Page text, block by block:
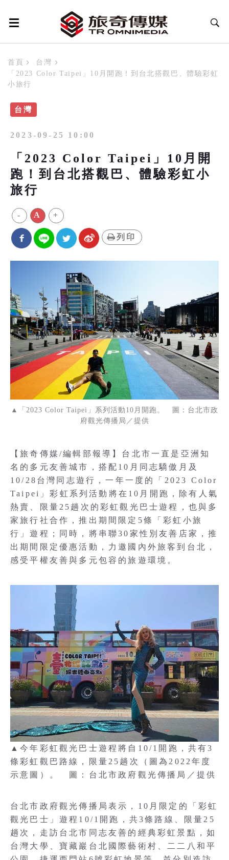
首頁
台灣
「2023 Color Taipei」10月開跑！到台北搭觀巴、體驗彩虹
小旅行
台灣
2023-09-25 10:00
「2023 Color Taipei」10月開
跑！到台北搭觀巴、體驗彩虹小
旅行
- A +
列印
▲「2023 Color Taipei」系列活動10月開跑。 圖：台北市政
府觀光傳播局／提供
【旅奇傳媒/編輯部報導】台北市一直是亞洲知
名的多元友善城市，搭配10月同志驕傲月及
10/28台灣同志遊行，一年一度的「2023 Color
Taipei」彩虹系列活動將在10月開跑，除有人氣
熱賣、限量25趟次的彩虹觀光巴士遊程，也與多
家旅行社合作，推出期間限定5條「彩虹小旅
行」遊程；同時，將串聯30家性別友善店家，推
出期間限定優惠活動，力邀國內外旅客到台北，
感受平權友善與多元包容的旅遊環境。
▲今年彩虹觀光巴士遊程將自10/1開跑，共有3
條彩虹觀巴路線，限量25趟次（圖為2022年度
示意圖）。 圖：台北市政府觀光傳播局／提供
台北市政府觀光傳播局表示，10月限定的「彩虹
觀光巴士」遊程10/1開跑，共3條路線、限量25
趟次，走訪台北市同志友善的經典彩虹景點，如
台灣大學、寶藏巖台北國際藝術村、二二八和平